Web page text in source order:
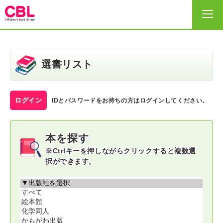
選書リスト
サイトの利用の仕方
ヘルプ
お問い合わせ
選書リスト
ログイン IDとパスワードをお持ちの方はログインしてください。
本を探す
※Ctrlキーを押しながらクリックすると複数選
択ができます。